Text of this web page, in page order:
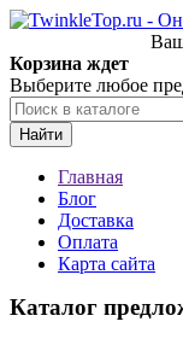
Корзина ждет
Выберите любое
Найти
Главная
Блог
Доставка
Оплата
Карта сайта
Каталог